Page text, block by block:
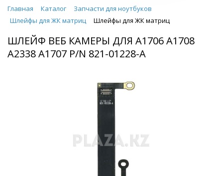
Главная Каталог
Запчасти для ноутбуков
Шлейфы для ЖК матриц
Шлейфы для ЖК матриц
ШЛЕЙФ ВЕБ КАМЕРЫ ДЛЯ A1706 A1708
A2338 A1707 P/N 821-01228-A